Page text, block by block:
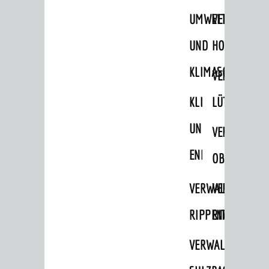
UMWELT-
UND
KLIMASCHUTZ
KLIMASCHUTZ
UND
RIPPENWEIER